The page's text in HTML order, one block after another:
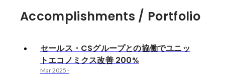
Accomplishments / Portfolio
セールス・CSグループとの協働でユニッ
トエコノミクス改善 200%
Mar 2025 -